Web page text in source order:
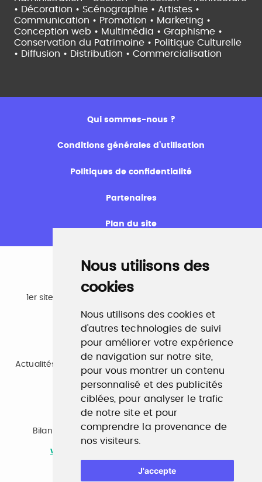
Nous utilisons des
cookies
Nous utilisons des cookies et
d'autres technologies de suivi
pour améliorer votre expérience
de navigation sur notre site,
pour vous montrer un contenu
personnalisé et des publicités
ciblées, pour analyser le trafic
de notre site et pour
comprendre la provenance de
nos visiteurs.
J'accepte
• Décoration • Scénographie • Artistes •
Communication • Promotion • Marketing •
Conception web • Multimédia • Graphisme •
Conservation du Patrimoine • Politique Culturelle
• Diffusion • Distribution • Commercialisation
Qui sommes-nous ?
Conditions générales d’utilisation
Politiques de confidentialité
Partenaires
Plan du site
Emploi
1er site emploi du secteur culturel 784.000 visites et
www.profilculture.com
Formation
Actualités, guide et annuaire des formations aux métiers
de la culture.
www.profilculture-formation.com
Accompagnement professionnel
Bilan de compétences, coaching, techniques de
recherche d'emploi, entretien conseil.
www.profilculture-competences.com